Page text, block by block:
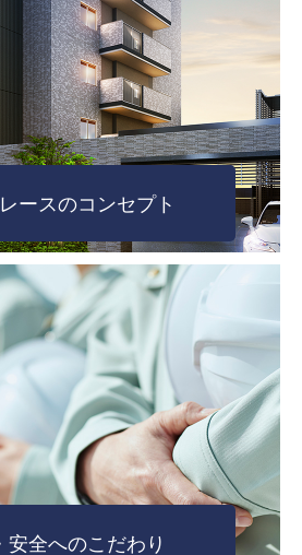
ースのコンセプト
安全へのこだわり